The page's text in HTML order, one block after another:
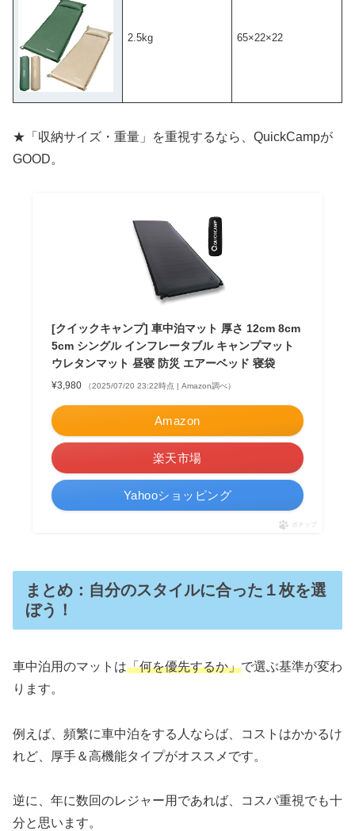
2.5kg 65×22×22
★「収納サイズ・重量」を重視するなら、QuickCampが
GOOD。
[クイックキャンプ] 車中泊マット 厚さ 12cm 8cm
5cm シングル インフレータブル キャンプマット
ウレタンマット 昼寝 防災 エアーベッド 寝袋
¥3,980 （2025/07/20 23:22時点 | Amazon調べ）
Amazon
楽天市場
Yahooショッピング
ポチップ
まとめ：自分のスタイルに合った１枚を選
ぼう！
車中泊用のマットは「何を優先するか」で選ぶ基準が変わ
ります。
例えば、頻繁に車中泊をする人ならば、コストはかかるけ
れど、厚手＆高機能タイプがオススメです。
逆に、年に数回のレジャー用であれば、コスパ重視でも十
分と思います。